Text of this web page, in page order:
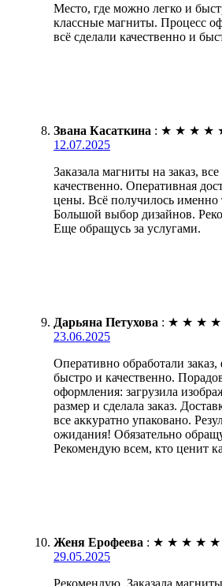
Место, где можно легко и
классные магниты. Процесс
всё сделали качественно и
Звана Касаткина : ★ ★ ★ ★
12.07.2025
Заказала магниты на заказ,
качественно. Оперативная
цены. Всё получилось именно
Большой выбор дизайнов.
Еще обращусь за услугами.
Дарьяна Петухова : ★ ★ ★ ★
23.06.2025
Оперативно обработали заказ,
быстро и качественно.
оформления: загрузила
размер и сделала заказ.
все аккуратно упаковано.
ожидания! Обязательно
Рекомендую всем, кто ценит
Женя Ерофеева : ★ ★ ★ ★ ★
29.05.2025
Рекомендую. Заказала